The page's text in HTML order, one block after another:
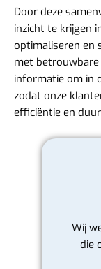
Door deze
inzicht te krijgen
optimaliseren en
met betrouwbare
informatie om in
zodat onze
efficiëntie en
Wij
die